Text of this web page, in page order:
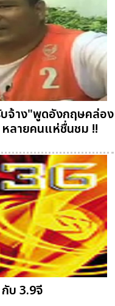
จ้าง"พูดอังกฤษคล่อง
ลายคนแห่ชื่นชม !!
บ 3.9จี